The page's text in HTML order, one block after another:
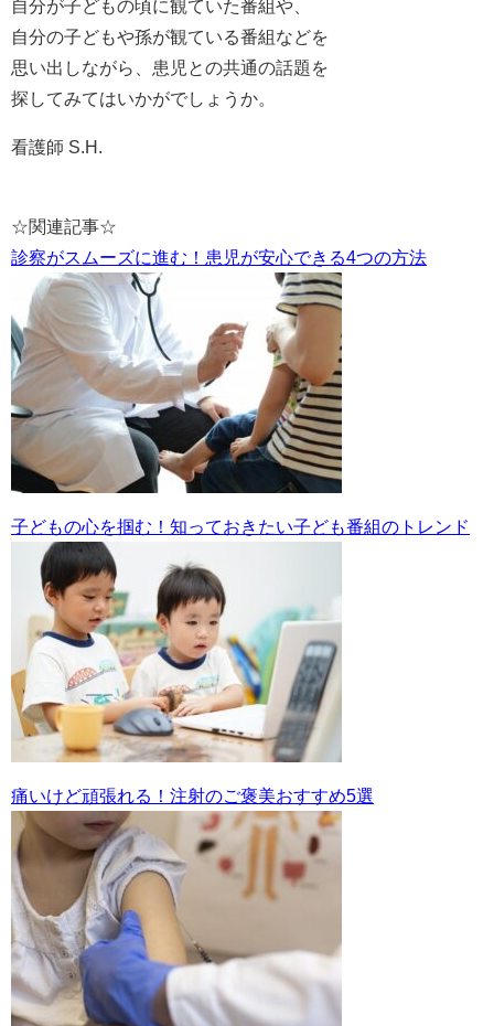
自分が子どもの頃に観ていた番組や、
自分の子どもや孫が観ている番組などを
思い出しながら、患児との共通の話題を
探してみてはいかがでしょうか。
看護師 S.H.
☆関連記事☆
診察がスムーズに進む！患児が安心できる4つの方法
子どもの心を掴む！知っておきたい子ども番組のトレンド
痛いけど頑張れる！注射のご褒美おすすめ5選